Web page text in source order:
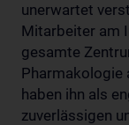
unerwartet
Mitarbeiter am
gesamte
Pharmakologie
haben ihn als
zuverlässigen